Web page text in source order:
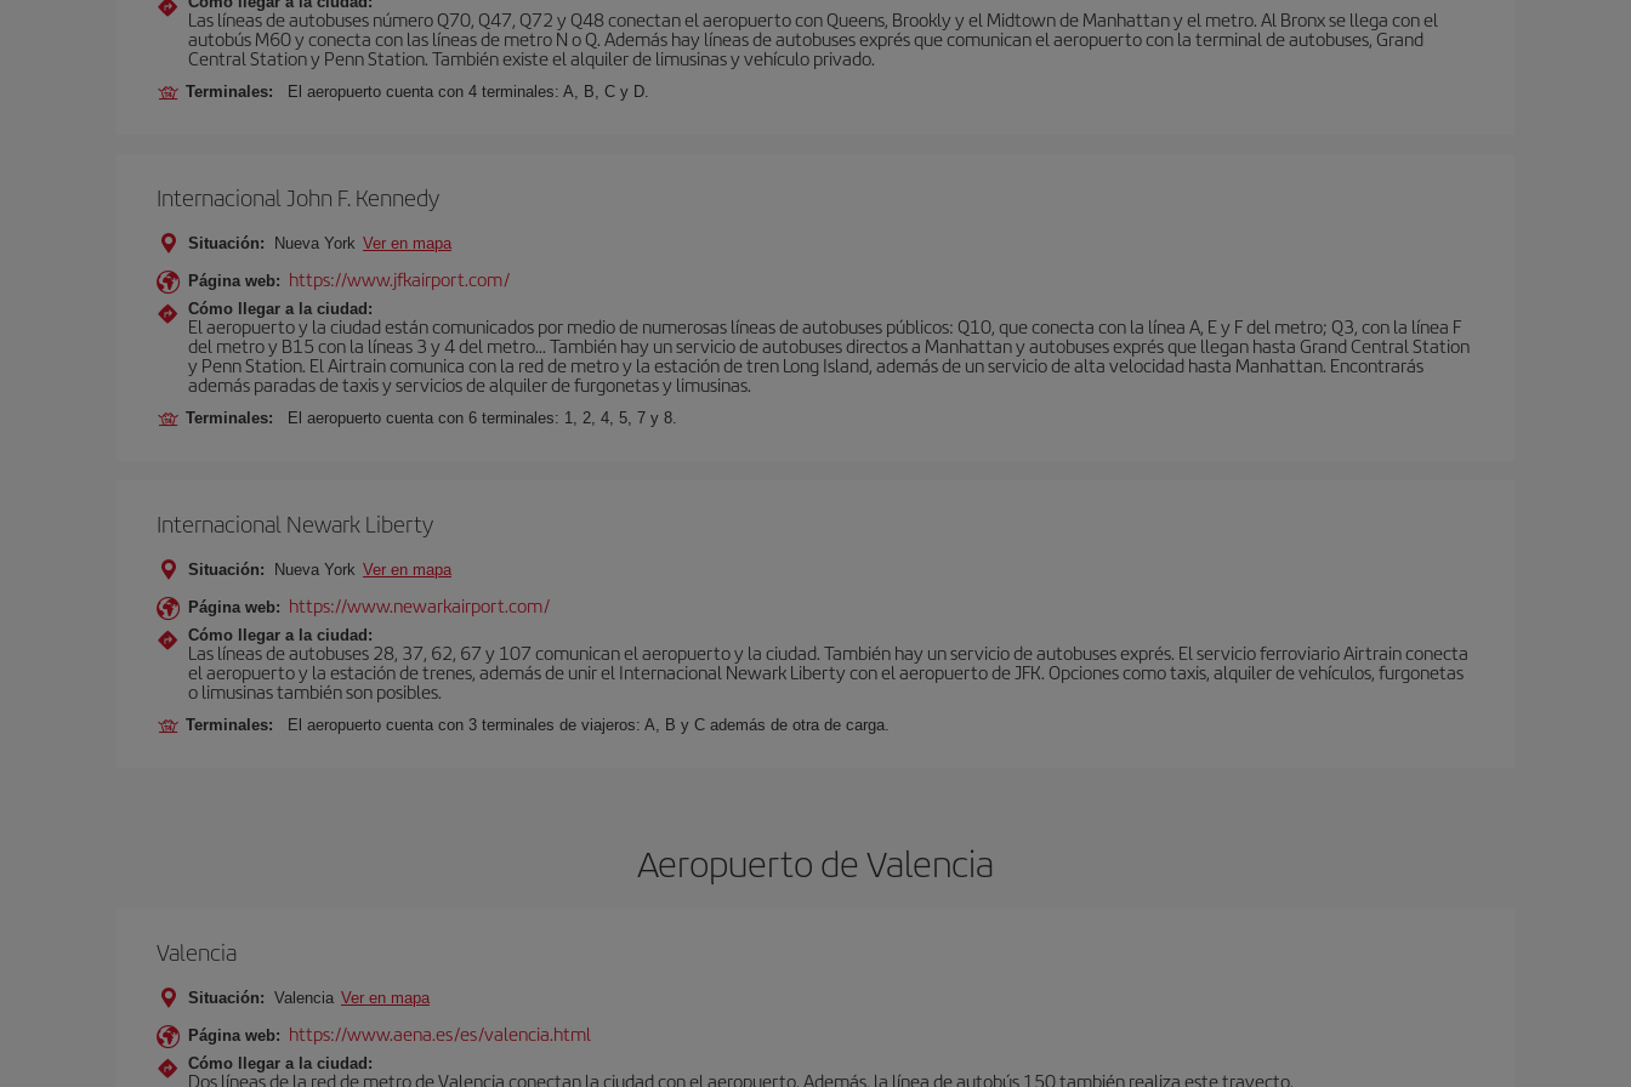
Las líneas de autobuses número Q70, Q47, Q72 y Q48 conectan el aeropuerto con Queens, Brookly y el Midtown de Manhattan y el metro. Al Bronx se llega con el
autobús M60 y conecta con las líneas de metro N o Q. Además hay líneas de autobuses exprés que comunican el aeropuerto con la terminal de autobuses, Grand
Central Station y Penn Station. También existe el alquiler de limusinas y vehículo privado.
Terminales: El aeropuerto cuenta con 4 terminales: A, B, C y D.
Internacional John F. Kennedy
Situación: Nueva York Ver en mapa
Página web: https://www.jfkairport.com/
Cómo llegar a la ciudad:
El aeropuerto y la ciudad están comunicados por medio de numerosas líneas de autobuses públicos: Q10, que conecta con la línea A, E y F del metro; Q3, con la línea F
del metro y B15 con la líneas 3 y 4 del metro… También hay un servicio de autobuses directos a Manhattan y autobuses exprés que llegan hasta Grand Central Station
y Penn Station. El Airtrain comunica con la red de metro y la estación de tren Long Island, además de un servicio de alta velocidad hasta Manhattan. Encontrarás
además paradas de taxis y servicios de alquiler de furgonetas y limusinas.
Terminales: El aeropuerto cuenta con 6 terminales: 1, 2, 4, 5, 7 y 8.
Internacional Newark Liberty
Situación: Nueva York Ver en mapa
Página web: https://www.newarkairport.com/
Cómo llegar a la ciudad:
Las líneas de autobuses 28, 37, 62, 67 y 107 comunican el aeropuerto y la ciudad. También hay un servicio de autobuses exprés. El servicio ferroviario Airtrain conecta
el aeropuerto y la estación de trenes, además de unir el Internacional Newark Liberty con el aeropuerto de JFK. Opciones como taxis, alquiler de vehículos, furgonetas
o limusinas también son posibles.
Terminales: El aeropuerto cuenta con 3 terminales de viajeros: A, B y C además de otra de carga.
Aeropuerto de Valencia
Valencia
Situación: Valencia Ver en mapa
Página web: https://www.aena.es/es/valencia.html
Cómo llegar a la ciudad:
Dos líneas de la red de metro de Valencia conectan la ciudad con el aeropuerto. Además, la línea de autobús 150 también realiza este trayecto.